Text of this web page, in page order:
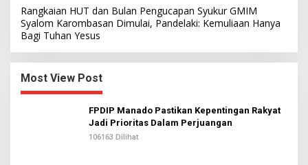
Rangkaian HUT dan Bulan Pengucapan Syukur GMIM
Syalom Karombasan Dimulai, Pandelaki: Kemuliaan Hanya
Bagi Tuhan Yesus
Most View Post
FPDIP Manado Pastikan Kepentingan Rakyat
Jadi Prioritas Dalam Perjuangan
106163 Dilihat